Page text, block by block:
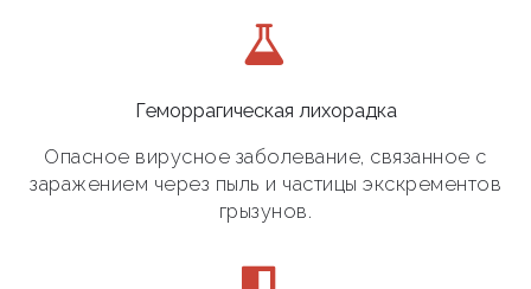
Геморрагическая лихорадка
Опасное вирусное заболевание, связанное с
заражением через пыль и частицы экскрементов
грызунов.